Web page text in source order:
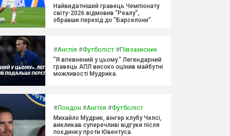
Найвидатніший гравець Чемпіонату
світу-2026 відмовив "Реалу",
обравши перехід до "Барселони".
#Англія #Футболіст #Півзахисник
"Я впевнений у цьому." Легендарний
гравець АПЛ високо оцінив майбутні
можливості Мудрика.
#Лондон #Англія #Футболіст
Михайло Мудрик, вінгер клубу Челсі,
викликав суперечливі відгуки після
поєдинку проти Ювентуса.